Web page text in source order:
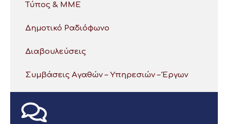
Τύπος & ΜΜΕ
Δημοτικό Ραδιόφωνο
Διαβουλεύσεις
Συμβάσεις Αγαθών – Υπηρεσιών – Έργων